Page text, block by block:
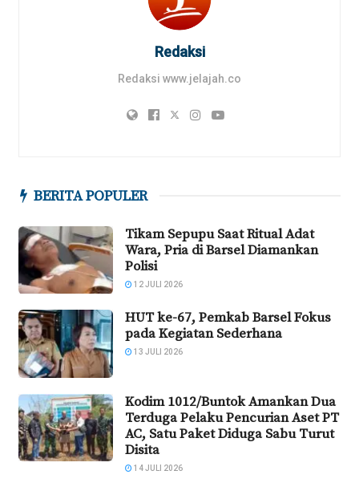
Redaksi
Redaksi www.jelajah.co
BERITA POPULER
Tikam Sepupu Saat Ritual Adat
Wara, Pria di Barsel Diamankan
Polisi
12 JULI 2026
HUT ke-67, Pemkab Barsel Fokus
pada Kegiatan Sederhana
13 JULI 2026
Kodim 1012/Buntok Amankan Dua
Terduga Pelaku Pencurian Aset PT
AC, Satu Paket Diduga Sabu Turut
Disita
14 JULI 2026